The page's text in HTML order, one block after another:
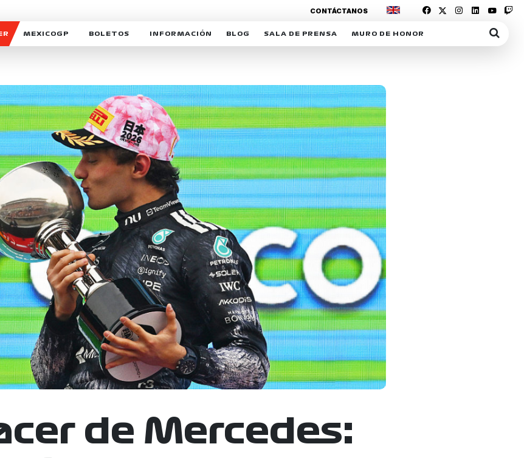
MEXICOGP
SOSTENIBILIDAD
CELEBRA CON NOSOTROS
BOLETOS INFORMACIÓN
DERECHO DE PRIMERA OPCIÓN
REFORESTEMOS JUNTOS
MOTORSPORT ACADEMY
VOLUNTARIOS
EXPOSICIÓN FOTOGRÁFICA
CAMPEONATO
PATROCINADORES
LEGALES TICKETMASTER
BLOG
MEXICOGP
INTERACTIVOS
SALA DE PRENSA
ACREDITACIONES
MURO DE HONOR
CONTÁCTANOS
de Mercedes: